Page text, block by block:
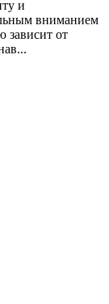
и
вниманием
зависит от